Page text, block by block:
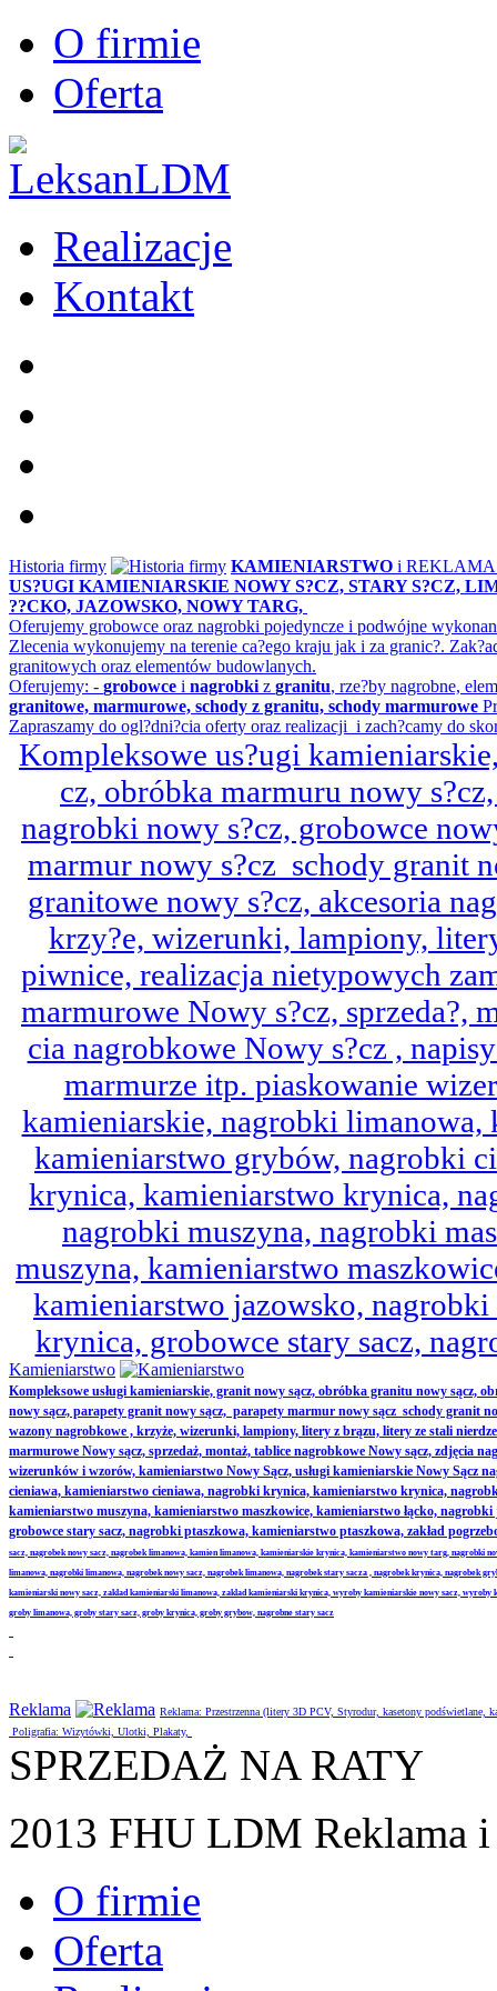
O firmie
Oferta
Realizacje
Kontakt
Historia firmy KAMIENIARSTWO i
US?UGI KAMIENIARSKIE NOWY S?CZ, STARY S?CZ,
??CKO, JAZOWSKO, NOWY TARG,
Oferujemy grobowce oraz nagrobki pojedyncze i podwójne
Zlecenia wykonujemy na terenie ca?ego kraju jak i za granic?.
granitowych oraz elementów budowlanych.
Oferujemy: - grobowce i nagrobki z granitu, rze?by nagrobne,
granitowe, marmurowe, schody z granitu, schody marmurowe
Zapraszamy do ogl?dni?cia oferty oraz realizacji i zach?camy do
Kompleksowe us?ugi
cz, obróbka marmuru nowy
nagrobki nowy s?cz, grobowce
marmur nowy s?cz schody granit
granitowe nowy s?cz, akcesoria
krzy?e, wizerunki, lampiony,
piwnice, realizacja nietypowych
marmurowe Nowy s?cz, sprzeda?,
cia nagrobkowe Nowy s?cz ,
marmurze itp. piaskowanie
kamieniarskie, nagrobki
kamieniarstwo grybów, nagrobki
krynica, kamieniarstwo krynica,
nagrobki muszyna, nagrobki
muszyna, kamieniarstwo
kamieniarstwo jazowsko,
krynica, grobowce stary sacz,
Kamieniarstwo
Kompleksowe usługi kamieniarskie, granit nowy sącz, obróbka granitu nowy sącz,
nowy sącz, parapety granit nowy sącz, parapety marmur nowy sącz schody granit
wazony nagrobkowe , krzyże, wizerunki, lampiony, litery z brązu, litery ze stali
marmurowe Nowy sącz, sprzedaż, montaż, tablice nagrobkowe Nowy sącz, zdjęcia
wizerunków i wzorów, kamieniarstwo Nowy Sącz, usługi kamieniarskie Nowy
cieniawa, kamieniarstwo cieniawa, nagrobki krynica, kamieniarstwo krynica,
kamieniarstwo muszyna, kamieniarstwo maszkowice, kamieniarstwo łącko,
grobowce stary sacz, nagrobki ptaszkowa, kamieniarstwo ptaszkowa, zakład
sacz, nagrobek nowy sacz, nagrobek limanowa, kamien limanowa, kamieniarskie krynica, kamieniarstwo nowy targ,
limanowa, nagrobki limanowa, nagrobek nowy sacz, nagrobek limanowa, nagrobek stary sacza , nagrobek krynica, nagrobek
kamieniarski nowy sacz, zaklad kamieniarski limanowa, zaklad kamieniarski krynica, wyroby kamieniarskie nowy sacz,
groby limanowa, groby stary sacz, groby krynica, groby grybow, nagrobne stary sacz
Reklama
Reklama: Przestrzenna (litery 3D PCV, Styrodur, kasetony
Poligrafia: Wizytówki, Ulotki, Plakaty,
SPRZEDAŻ NA RATY
2013 FHU LDM Reklama
O firmie
Oferta